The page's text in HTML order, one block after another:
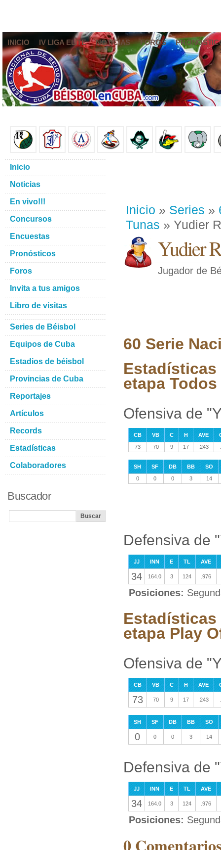
INICIO IV LIGA ELITE NOTICIAS FOROS
Inicio » Series »
Tunas » Yudier
Yudier
Jugador de
60 Serie
Estadísticas
etapa
Ofensiva de
CB VB C H AVE
73
70 9 17 .243
SH SF DB BB
SO
0
0 0 3 14
Defensiva de
JJ INN E TL AVE
34 164.0 3 124 .976
Posiciones:
Estadísticas
etapa Play
Ofensiva de
CB VB C H AVE
73 70 9 17 .243
SH SF DB BB SO
0 0 0 3 14
Defensiva de
JJ INN E TL AVE
34 164.0 3 124 .976
Posiciones:
0
Inicio
Noticias
En vivo!!!
Concursos
Encuestas
Pronósticos
Foros
Invita a tus amigos
Libro de visitas
Series de Béisbol
Equipos de Cuba
Estadios de béisbol
Provincias de Cuba
Reportajes
Artículos
Records
Estadísticas
Colaboradores
Buscador